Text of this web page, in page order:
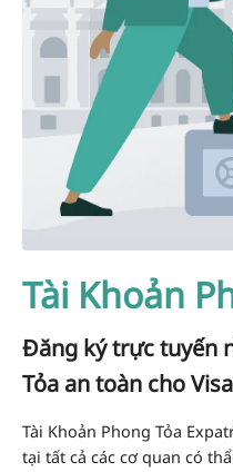
Tài Khoản
Đăng ký trực tuyến
Tỏa an toàn cho
Tài Khoản Phong Tỏa
tại tất cả các cơ quan có